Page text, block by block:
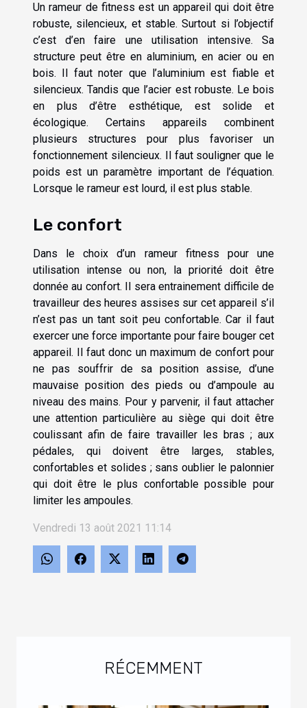
Un rameur de fitness est un appareil qui doit être
robuste, silencieux, et stable. Surtout si l’objectif
c’est d’en faire une utilisation intensive. Sa
structure peut être en aluminium, en acier ou en
bois. Il faut noter que l’aluminium est fiable et
silencieux. Tandis que l’acier est robuste. Le bois
en plus d’être esthétique, est solide et
écologique. Certains appareils combinent
plusieurs structures pour plus favoriser un
fonctionnement silencieux. Il faut souligner que le
poids est un paramètre important de l’équation.
Lorsque le rameur est lourd, il est plus stable.
Le confort
Dans le choix d’un rameur fitness pour une
utilisation intense ou non, la priorité doit être
donnée au confort. Il sera entrainement difficile de
travailleur des heures assises sur cet appareil s’il
n’est pas un tant soit peu confortable. Car il faut
exercer une force importante pour faire bouger cet
appareil. Il faut donc un maximum de confort pour
ne pas souffrir de sa position assise, d’une
mauvaise position des pieds ou d’ampoule au
niveau des mains. Pour y parvenir, il faut attacher
une attention particulière au siège qui doit être
coulissant afin de faire travailler les bras ; aux
pédales, qui doivent être larges, stables,
confortables et solides ; sans oublier le palonnier
qui doit être le plus confortable possible pour
limiter les ampoules.
Vendredi 13 août 2021 11:14
RÉCEMMENT